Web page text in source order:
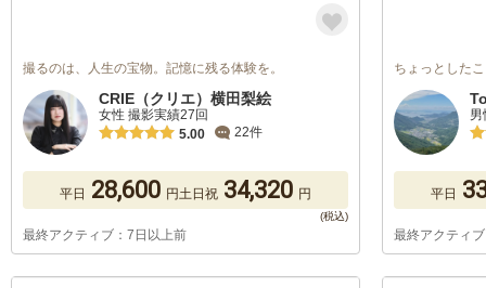
撮るのは、人生の宝物。記憶に残る体験を。
CRIE（クリエ）横田梨絵
女性 撮影実績27回
5.00
22件
平日 28,600 円土日祝 34,320 円
最終アクティブ：7日以上前
ちょっとした
平日
最終アクティ